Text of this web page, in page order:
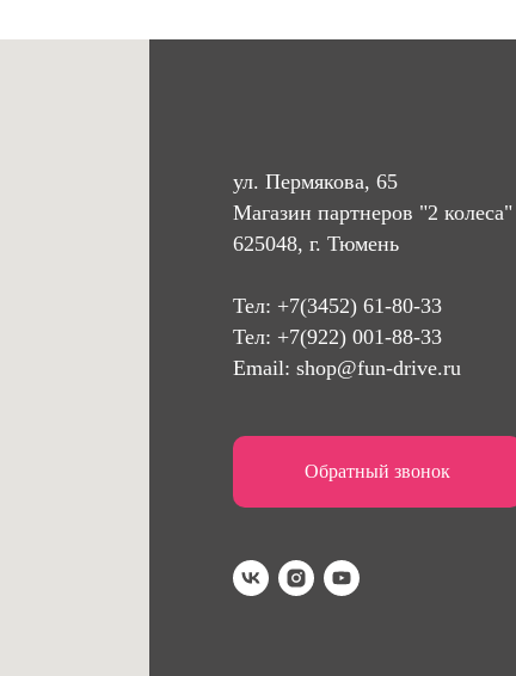
ул. Пермякова, 65
Магазин партнеров "2 колеса"
625048, г. Тюмень
Тел: +7(3452) 61-80-33
Тел: +7(922) 001-88-33
Email: shop@fun-drive.ru
Обратный звонок